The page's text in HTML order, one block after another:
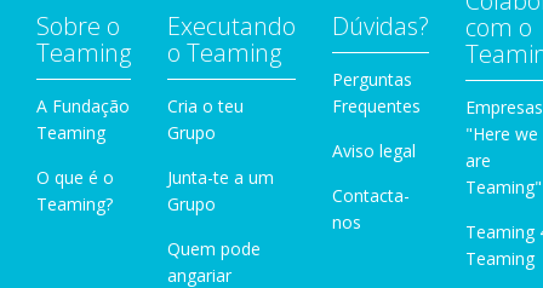
Sobre o
Teaming
A Fundação
Teaming
O que é o
Teaming?
Executando
o Teaming
Cria o teu
Grupo
Junta-te a um
Grupo
Quem pode
angariar
Dúvidas?
Perguntas
Frequentes
Aviso legal
Contacta-
nos
com o
Empresas
"Here we
are
Teaming"
Teaming
Teaming